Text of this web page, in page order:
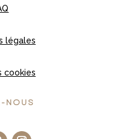
légales
cookies
NOUS